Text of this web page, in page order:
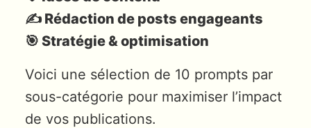
✍️ Rédaction de posts engageants
🎯 Stratégie & optimisation
Voici une sélection de 10 prompts par
sous-catégorie pour maximiser l’impact
de vos publications.